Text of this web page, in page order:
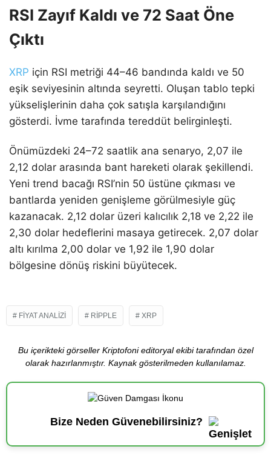
RSI Zayıf Kaldı ve 72 Saat Öne
Çıktı
XRP için RSI metriği 44–46 bandında kaldı ve 50
eşik seviyesinin altında seyretti. Oluşan tablo tepki
yükselişlerinin daha çok satışla karşılandığını
gösterdi. İvme tarafında tereddüt belirginleşti.
Önümüzdeki 24–72 saatlik ana senaryo, 2,07 ile
2,12 dolar arasında bant hareketi olarak şekillendi.
Yeni trend bacağı RSI’nin 50 üstüne çıkması ve
bantlarda yeniden genişleme görülmesiyle güç
kazanacak. 2,12 dolar üzeri kalıcılık 2,18 ve 2,22 ile
2,30 dolar hedeflerini masaya getirecek. 2,07 dolar
altı kırılma 2,00 dolar ve 1,92 ile 1,90 dolar
bölgesine dönüş riskini büyütecek.
FIYAT ANALIZI RIPPLE XRP
Bu içerikteki görseller Kriptofoni editoryal ekibi tarafından özel
olarak hazırlanmıştır. Kaynak gösterilmeden kullanılamaz.
Bize Neden Güvenebilirsiniz?